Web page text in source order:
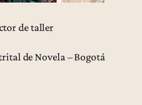
de taller
de Novela – Bogotá